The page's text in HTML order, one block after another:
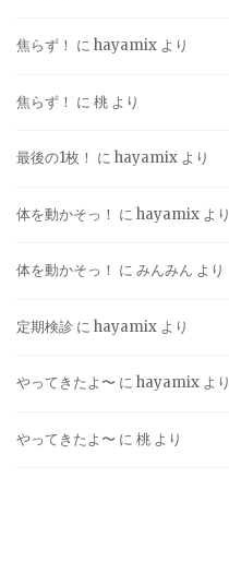
焦らず！ に hayamix より
焦らず！ に 桃 より
最後の1枚！ に hayamix より
体を動かそっ！ に hayamix より
体を動かそっ！ に みんみん より
定期検診 に hayamix より
やってきたよ〜 に hayamix より
やってきたよ〜 に 桃 より